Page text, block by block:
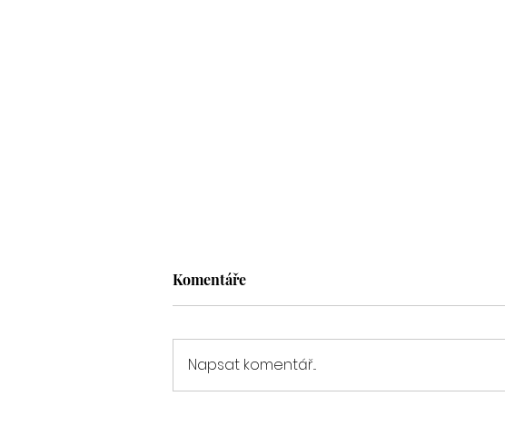
Komentáře
Napsat komentář...